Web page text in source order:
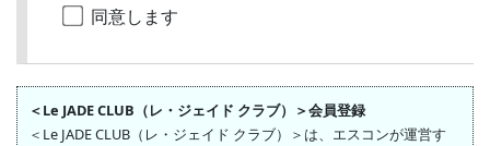
同意します
＜Le JADE CLUB（レ・ジェイド クラブ）＞会員登録
＜Le JADE CLUB（レ・ジェイド クラブ）＞は、エスコンが運営す